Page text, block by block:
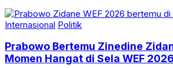
Internasional Politik
Prabowo Bertemu Zinedine
Momen Hangat di Sela WEF 2026